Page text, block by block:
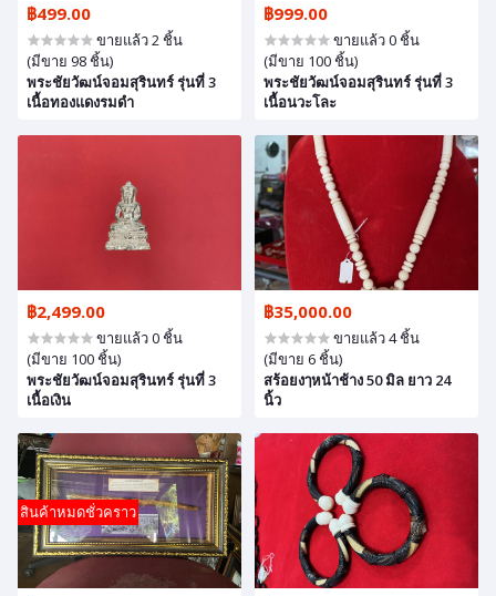
฿499.00
ขายแล้ว 2 ชิ้น
(มีขาย 98 ชิ้น)
พระชัยวัฒน์จอมสุรินทร์ รุ่นที่ 3
เนื้อทองแดงรมดำ
฿999.00
ขายแล้ว 0 ชิ้น
(มีขาย 100 ชิ้น)
พระชัยวัฒน์จอมสุรินทร์ รุ่นที่ 3
เนื้อนวะโละ
฿2,499.00
ขายแล้ว 0 ชิ้น
(มีขาย 100 ชิ้น)
พระชัยวัฒน์จอมสุรินทร์ รุ่นที่ 3
เนื้อเงิน
฿35,000.00
ขายแล้ว 4 ชิ้น
(มีขาย 6 ชิ้น)
สร้อยงๅหน้าช้าง 50 มิล ยาว 24
นิ้ว
สินค้าหมดชั่วคราว